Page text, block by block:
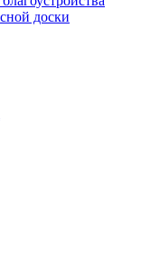
доски